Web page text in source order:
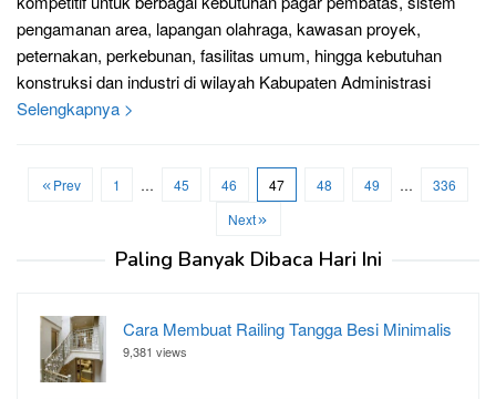
pengamanan area, lapangan olahraga, kawasan proyek,
peternakan, perkebunan, fasilitas umum, hingga kebutuhan
konstruksi dan industri di wilayah Kabupaten Administrasi
Selengkapnya >
Prev 1 … 45 46 47 48 49 …
336
Next
Paling Banyak Dibaca Hari Ini
Cara Membuat Railing Tangga Besi Minimalis
9,381 views